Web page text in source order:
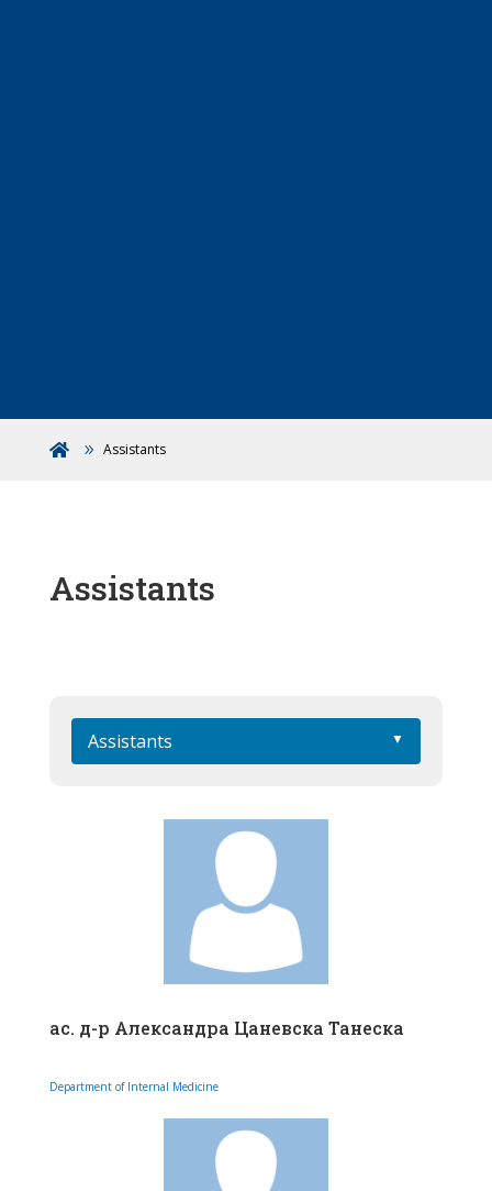
 Assistants
Assistants
Assistants
ас. д-р Александра Цаневска Танеска
Department of Internal Medicine